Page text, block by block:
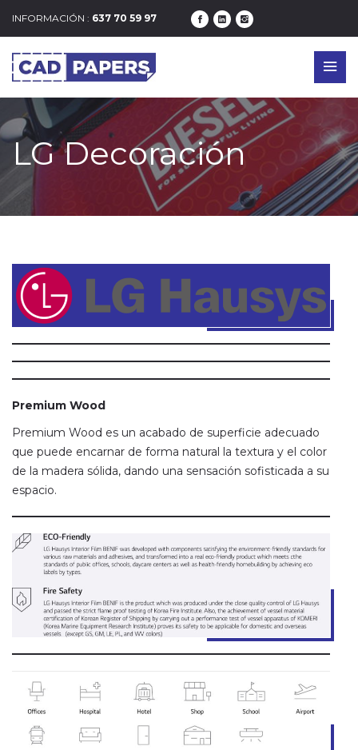
INFORMACIÓN : 637 70 59 97
LG Decoración
Premium Wood
Premium Wood es un acabado de superficie adecuado
que puede encarnar de forma natural la textura y el color
de la madera sólida, dando una sensación sofisticada a su
espacio.